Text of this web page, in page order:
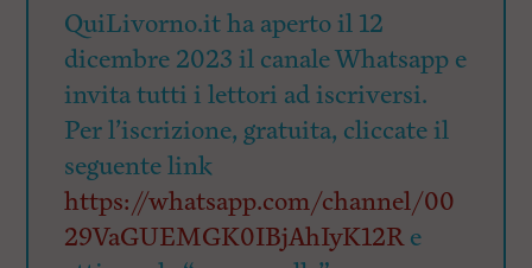
QuiLivorno.it ha aperto il 12
dicembre 2023 il canale Whatsapp e
invita tutti i lettori ad iscriversi.
Per l’iscrizione, gratuita, cliccate il
seguente link
https://whatsapp.com/channel/00
29VaGUEMGK0IBjAhIyK12Re